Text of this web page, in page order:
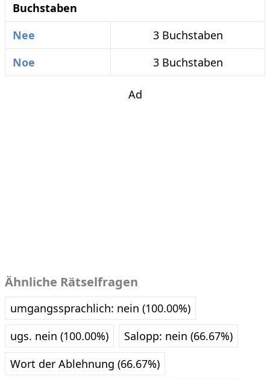
Buchstaben
Nee
3 Buchstaben
Noe
3 Buchstaben
Ad
Ähnliche Rätselfragen
umgangssprachlich: nein (100.00%)
ugs. nein (100.00%)
Salopp: nein (66.67%)
Wort der Ablehnung (66.67%)